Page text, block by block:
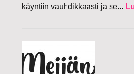
käyntiin vauhdikkaasti ja se...